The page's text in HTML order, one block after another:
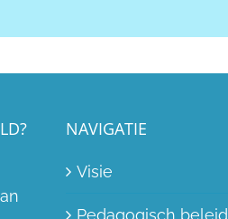
NAVIGATIE
Visie
Pedagogisch beleid